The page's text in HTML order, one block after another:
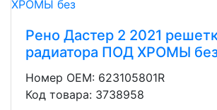
Рено Дастер 2 2021
радиатора ПОД ХРОМЫ
Номер OEM: 623105801R
Код товара: 3738958